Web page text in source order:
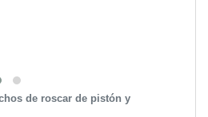
de roscar de pistón y